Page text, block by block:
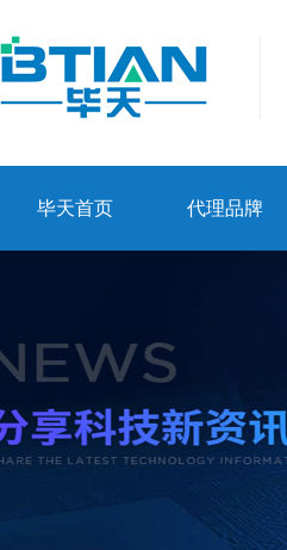
毕天首页 代理品牌